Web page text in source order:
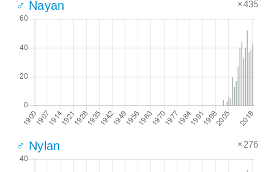
♂ Nayan ×435
♂ Nylan ×276